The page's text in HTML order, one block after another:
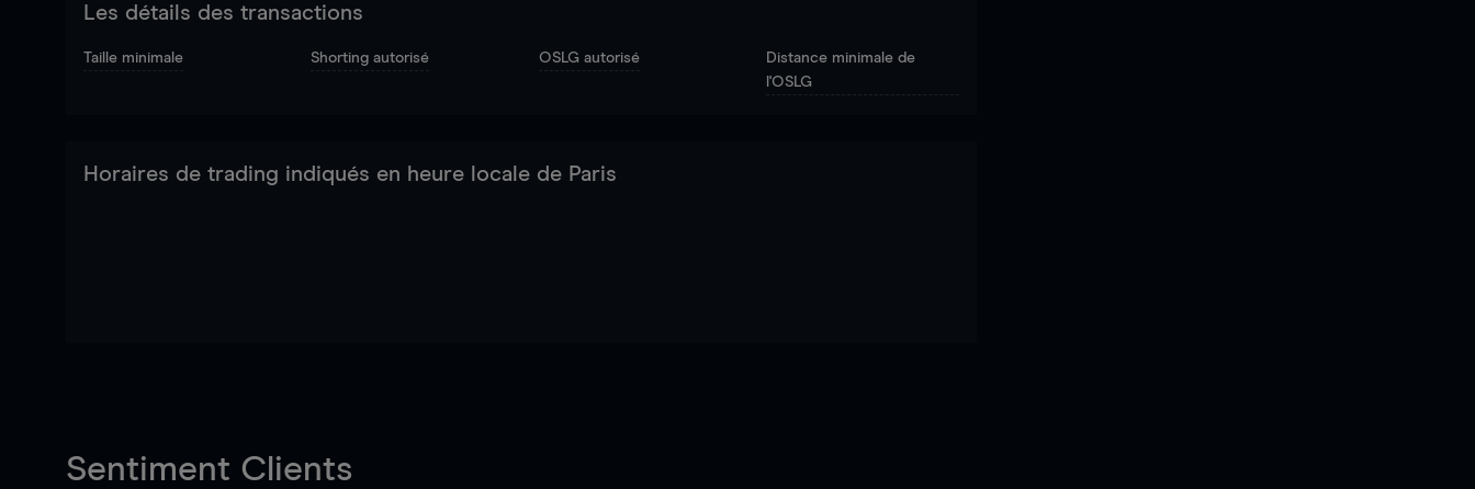
Les détails des transactions
Taille minimale Shorting autorisé OSLG autorisé
Distance minimale de
l'OSLG
Horaires de trading indiqués en heure locale de Paris
Sentiment Clients